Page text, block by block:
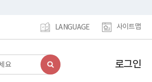
LANGUAGE 사이트맵
검
색
로그인